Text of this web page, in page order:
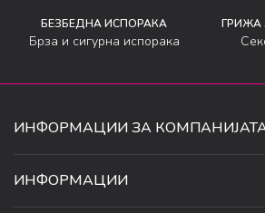
БЕЗБЕДНА ИСПОРАКА
Брза и сигурна испорака
ГРИЖА
ИНФОРМАЦИИ ЗА
ИНФОРМАЦИИ